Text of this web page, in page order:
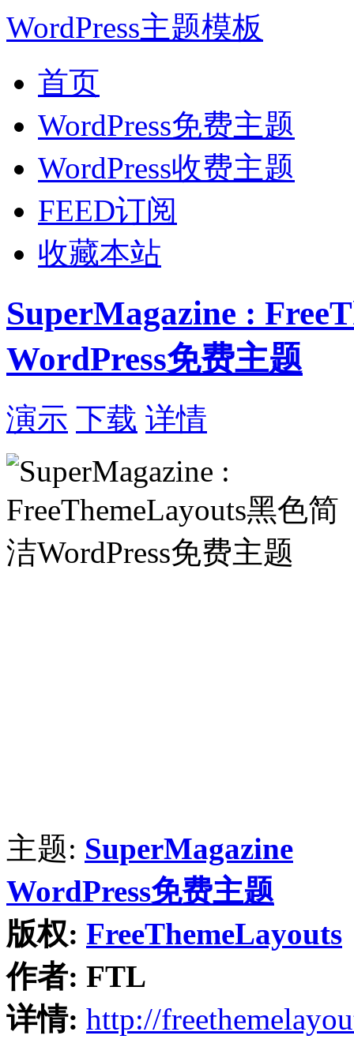
WordPress主题模板
首页
WordPress免费主题
WordPress收费主题
FEED订阅
收藏本站
SuperMagazine :
WordPress免费主题
演示 下载 详情
主题: SuperMagazine
WordPress免费主题
版权: FreeThemeLayouts
作者: FTL
详情: http://